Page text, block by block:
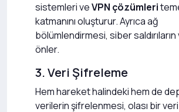
sistemleri veVPN çözümleri
katmanını oluşturur. Ayrıca ağ
bölümlendirmesi, siber saldırıların
önler.
3. Veri Şifreleme
Hem hareket halindeki hem de
verilerin şifrelenmesi, olası bir